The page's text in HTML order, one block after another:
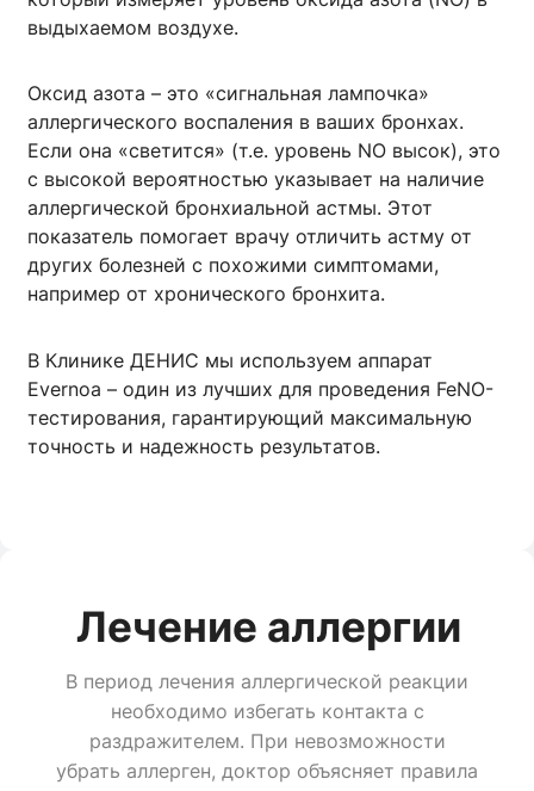
выдыхаемом воздухе.
Оксид азота – это «сигнальная лампочка»
аллергического воспаления в ваших бронхах.
Если она «светится» (т.е. уровень NO высок), это
с высокой вероятностью указывает на наличие
аллергической бронхиальной астмы. Этот
показатель помогает врачу отличить астму от
других болезней с похожими симптомами,
например от хронического бронхита.
В Клинике ДЕНИС мы используем аппарат
Evernoa – один из лучших для проведения FeNO-
тестирования, гарантирующий максимальную
точность и надежность результатов.
Лечение аллергии
В период лечения аллергической реакции
необходимо избегать контакта с
раздражителем. При невозможности
убрать аллерген, доктор объясняет правила